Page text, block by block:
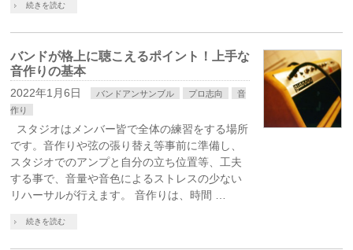
続きを読む
バンドが格上に聴こえるポイント！上手な
音作りの基本
2022年1月6日 バンドアンサンブル プロ志向
音
作り
スタジオはメンバー皆で全体の練習をする場所
です。音作りや弦の張り替え等事前に準備し、
スタジオでのアンプと自分の立ち位置等、工夫
する事で、音量や音色によるストレスの少ない
リハーサルが行えます。 音作りは、時間 …
続きを読む